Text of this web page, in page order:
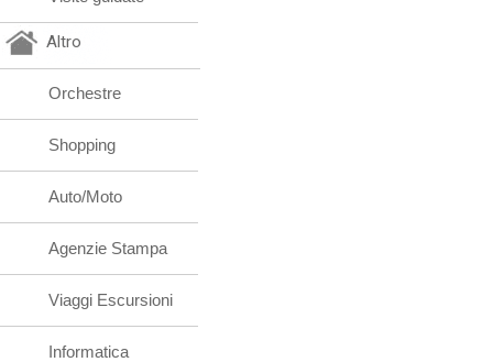
Altro
Orchestre
Shopping
Auto/Moto
Agenzie Stampa
Viaggi Escursioni
Informatica